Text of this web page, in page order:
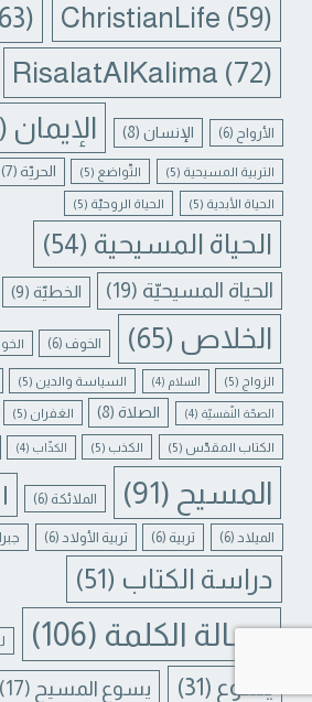
ChristianLife (59)
RisalatAlKalima (72)
الأرواح (6) الإنسان(8) الإيمان
التربية المسيحية (5) التّواضع (5) الحريّة (7)
الحياة الأبدية (5) الحياة الروحيّة (5)
الحياة المسيحية (54)
الحياة المسيحيّة (19) الخطيّة (9)
الخلاص (65) الخوف (6)
الزواج (5) السلام (4) السياسة والدين (5)
الصحّة النّفسيّة (4) الصلاة(8) الغفران (5)
الكتاب المقدّس (5) الكذب (5) الكذّاب (4)
المسيح (91) الملائكة (6)
الميلاد (6) تربية (6) تربية الأولاد (6)
دراسة الكتاب (51)
رسالة الكلمة (106)
يسوع (31) يسوع المسيح (17)